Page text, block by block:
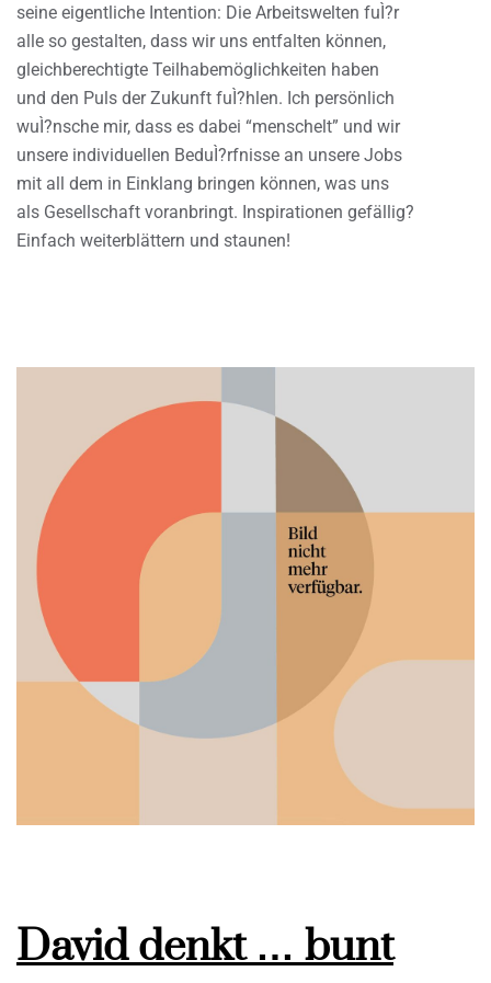
seine eigentliche Intention: Die Arbeitswelten fuÌ?r
alle so gestalten, dass wir uns entfalten können,
gleichberechtigte Teilhabemöglichkeiten haben
und den Puls der Zukunft fuÌ?hlen. Ich persönlich
wuÌ?nsche mir, dass es dabei “menschelt” und wir
unsere individuellen BeduÌ?rfnisse an unsere Jobs
mit all dem in Einklang bringen können, was uns
als Gesellschaft voranbringt. Inspirationen gefällig?
Einfach weiterblättern und staunen!
David denkt … bunt